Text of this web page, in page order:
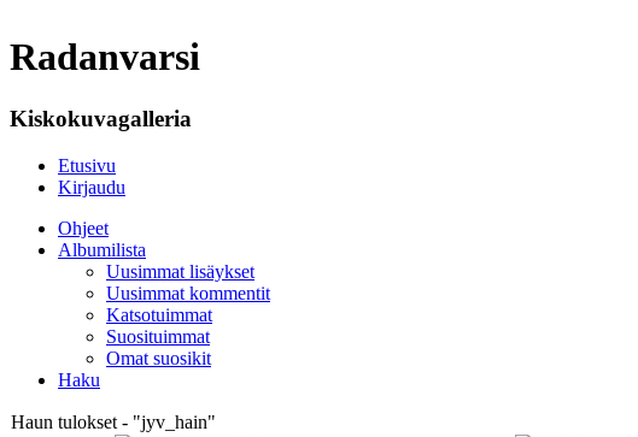
Radanvarsi
Kiskokuvagalleria
Etusivu
Kirjaudu
Ohjeet
Albumilista
Uusimmat lisäykset
Uusimmat kommentit
Katsotuimmat
Suosituimmat
Omat suosikit
Haku
Haun tulokset - "jyv_hain"